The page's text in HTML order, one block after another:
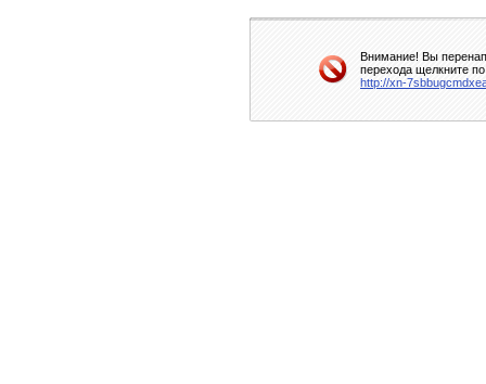
Внимание! Вы
перехода щелкните
http://xn-